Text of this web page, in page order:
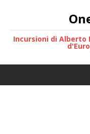
Incursioni di